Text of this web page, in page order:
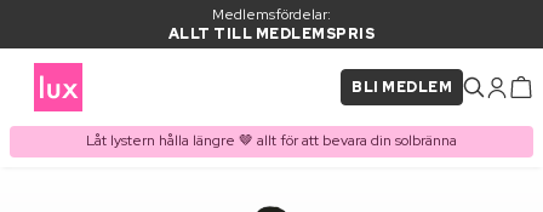
Medlemsfördelar:
ALLT TILL MEDLEMSPRIS
BLI MEDLEM
Låt lystern hålla längre 🤎 allt för att bevara din solbränna